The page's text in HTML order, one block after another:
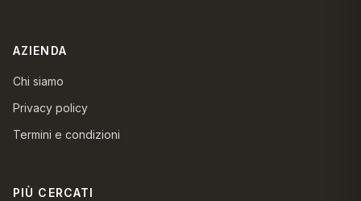
AZIENDA
Chi siamo
Privacy policy
Termini e condizioni
PIÙ CERCATI